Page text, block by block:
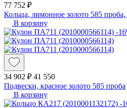
77 752 ₽
Кольца, лимонное золото 585 проба,
В корзину
-
34 902 ₽ 41 550
Подвески, красное золото 585 проба
В корзину
-